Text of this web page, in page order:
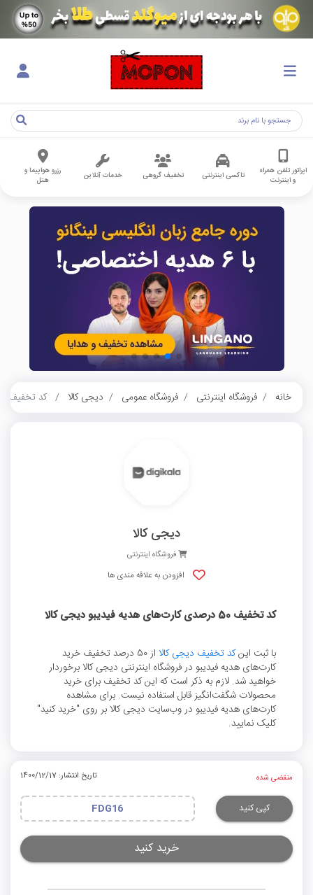
اپراتور تلفن همراه
و اینترنت
تاکسی اینترنتی تخفیف گروهی خدمات آنلاین
رزرو هواپیما و
هتل
خانه فروشگاه اینترنتی فروشگاه عمومی دیجی کالا کد تخفیف 50 درصدی کارت‌های هدیه فیدیبو دیجی کالا
دیجی کالا
فروشگاه اینترنتی
افزودن به علاقه مندی ها
کد تخفیف 50 درصدی کارت‌های هدیه فیدیبو دیجی کالا
با ثبت اینکد تخفیف دیجی کالا
از 50 درصد تخفیف خرید
کارت‌های هدیه فیدیبو در فروشگاه اینترنتی دیجی کالا برخوردار
خواهید شد. لازم به ذکر است که این کد تخفیف برای خرید
محصولات شگفت‌انگیز قابل استفاده نیست. برای مشاهده
کارت‌های هدیه فیدیبو در وب‌سایت دیجی کالا بر روی "خرید کنید"
کلیک نمایید.
منقضی شده تاریخ انتشار: 1400/12/17
کپی کنید FDG16
خرید کنید